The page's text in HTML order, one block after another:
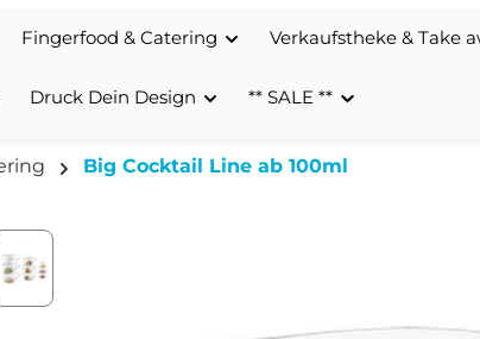
Fingerfood & Catering Verkaufstheke & Take
Druck Dein Design ** SALE **
Big Cocktail Line ab 100ml